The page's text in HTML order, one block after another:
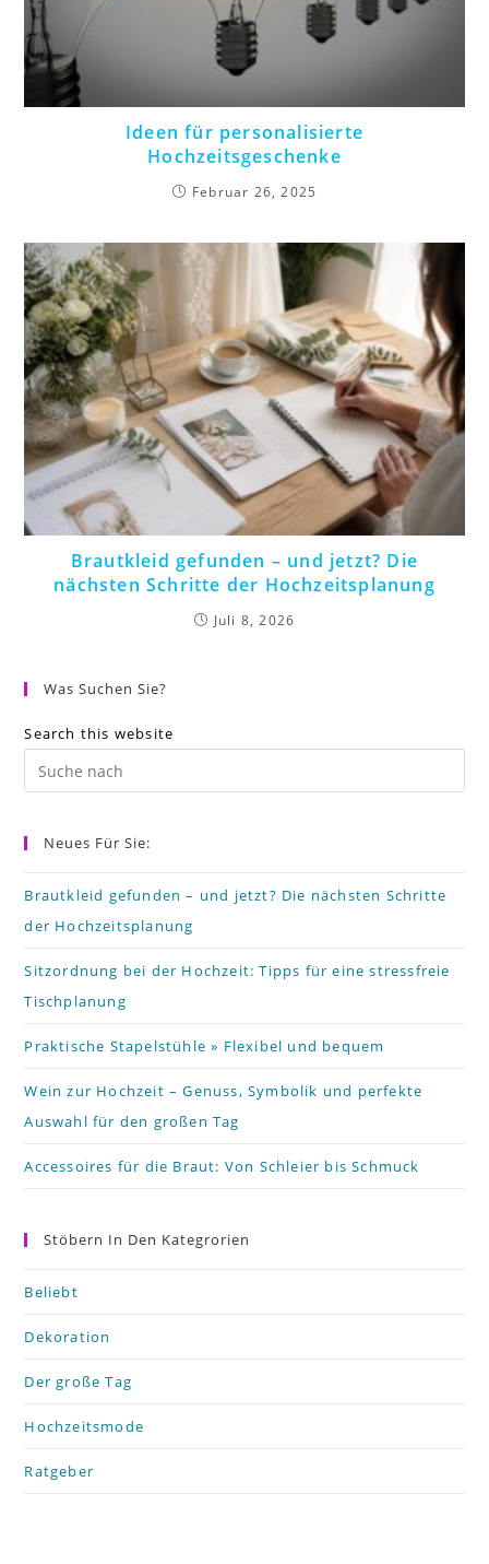
Ideen für personalisierte
Hochzeitsgeschenke
Februar 26, 2025
Brautkleid gefunden – und jetzt? Die
nächsten Schritte der Hochzeitsplanung
Juli 8, 2026
Was Suchen Sie?
Search this website
Neues Für Sie:
Brautkleid gefunden – und jetzt? Die nächsten Schritte
der Hochzeitsplanung
Sitzordnung bei der Hochzeit: Tipps für eine stressfreie
Tischplanung
Praktische Stapelstühle » Flexibel und bequem
Wein zur Hochzeit – Genuss, Symbolik und perfekte
Auswahl für den großen Tag
Accessoires für die Braut: Von Schleier bis Schmuck
Stöbern In Den Kategrorien
Beliebt
Dekoration
Der große Tag
Hochzeitsmode
Ratgeber